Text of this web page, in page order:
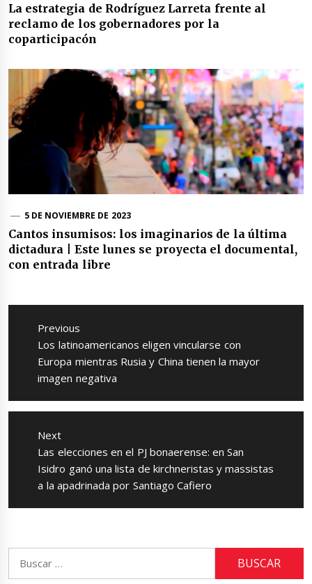
La estrategia de Rodríguez Larreta frente al
reclamo de los gobernadores por la
coparticipacón
5 DE NOVIEMBRE DE 2023
Cantos insumisos: los imaginarios de la última
dictadura | Este lunes se proyecta el documental,
con entrada libre
Navegación
entradas
Previous
Previous
post:
Los latinoamericanos eligen vincularse con
Europa mientras Rusia y China tienen la mayor
imagen negativa
Next
Next
post:
Las elecciones en el PJ bonaerense: en San
Isidro ganó una lista de kirchneristas y massistas
a la apadrinada por Santiago Cafiero